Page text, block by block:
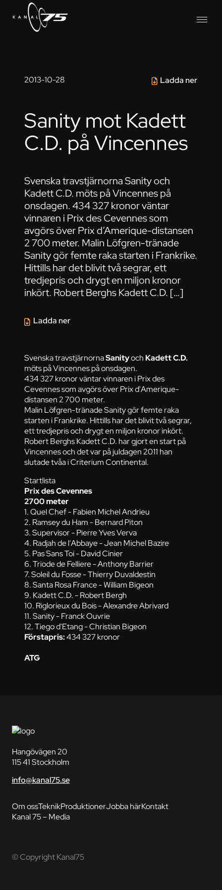
2013-10-28 Ladda ner
Sanity mot Kadett
C.D. på Vincennes
Svenska travstjärnorna Sanity och
Kadett C.D. möts på Vincennes på
onsdagen. 434 327 kronor väntar
vinnaren i Prix des Cevennes som
avgörs över Prix d’Amerique-distansen
2 700 meter. Malin Löfgren-tränade
Sanity gör femte raka starten i Frankrike.
Hittills har det blivit två segrar, ett
tredjepris och drygt en miljon kronor
inkört. Robert Berghs Kadett C.D. […]
Svenska travstjärnornaSanityoch Kadett C.D.
möts på Vincennes på onsdagen.
434 327 kronor väntar vinnaren i Prix des
Cevennes som avgörs över Prix d'Amerique-
distansen 2 700 meter.
Malin Löfgren-tränade Sanity gör femte raka
starten i Frankrike. Hittills har det blivit två segrar,
ett tredjepris och drygt en miljon kronor inkört.
Robert Berghs Kadett C.D. har gjort en start på
Vincennes och det var på juldagen 2011 han
slutade tvåa i Criterium Continental.
Startlista
Prix des Cevennes
2700 meter
1. Quel Chef - Fabien Michel Andrieu
2. Ramsey du Ham - Bernard Piton
3. Supervisor - Pierre Yves Verva
4. Radjah de l'Abbaye - Jean Michel Bazire
5. Pas Sans Toi - David Cinier
6. Triode de Felliere - Anthony Barrier
7. Soleil du Fosse - Thierry Duvaldestin
8. Santa Rosa France - William Bigeon
9. Kadett C.D. - Robert Bergh
10. Riglorieux du Bois - Alexandre Abrivard
11. Sanity - Franck Ouvrie
12. Tiego d'Etang - Christian Bigeon
Förstapris:434 327 kronor
Ladda ner
ATG
Hangövägen 20
115 41 Stockholm
info@kanal75.se
Om ossTeknikProduktionerJobba härKontakt
Kanal 75 – Media
© Copyright Kanal75